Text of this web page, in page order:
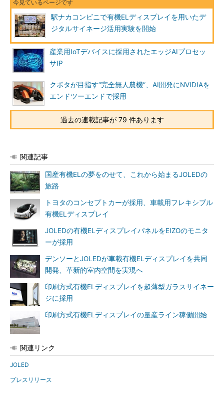
駅ナカコンビニで有機ELディスプレイを用いたデ
ジタルサイネージ活用実験を開始
産業用IoTデバイスに採用されたエッジAIプロセッ
サIP
クボタが目指す“完全無人農機”、AI開発にNVIDIAを
エンドツーエンドで採用
過去の連載記事が 79 件あります
関連記事
国産有機ELの夢をのせて、これから始まるJOLEDの
旅路
トヨタのコンセプトカーが採用、車載用フレキシブル
有機ELディスプレイ
JOLEDの有機ELディスプレイパネルをEIZOのモニタ
ーが採用
デンソーとJOLEDが車載有機ELディスプレイを共同
開発、革新的室内空間を実現へ
印刷方式有機ELディスプレイを超薄型ガラスサイネー
ジに採用
印刷方式有機ELディスプレイの量産ライン稼働開始
関連リンク
JOLED
プレスリリース